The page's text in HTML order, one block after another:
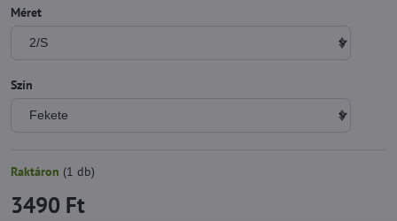
Méret
Szín
Raktáron (1 db)
3490 Ft